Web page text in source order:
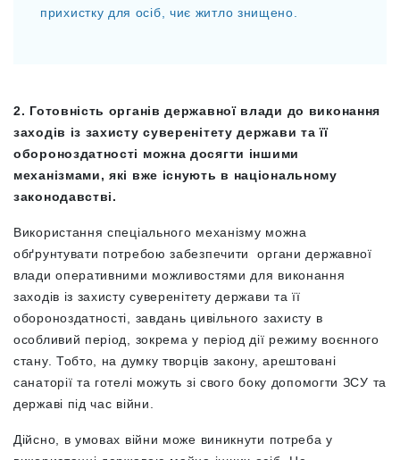
прихистку для осіб, чиє житло знищено.
2. Готовність органів державної влади до виконання
заходів із захисту суверенітету держави та її
обороноздатності можна досягти іншими
механізмами, які вже існують в національному
законодавстві.
Використання спеціального механізму можна
обґрунтувати потребою забезпечити органи державної
влади оперативними можливостями для виконання
заходів із захисту суверенітету держави та її
обороноздатності, завдань цивільного захисту в
особливий період, зокрема у період дії режиму воєнного
стану. Тобто, на думку творців закону, арештовані
санаторії та готелі можуть зі свого боку допомогти ЗСУ та
державі під час війни.
Дійсно, в умовах війни може виникнути потреба у